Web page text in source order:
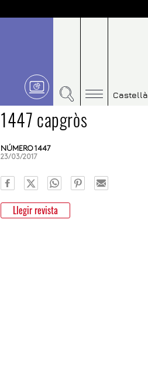
Castellà
1447 capgròs
NÚMERO 1447
23/03/2017
Llegir revista